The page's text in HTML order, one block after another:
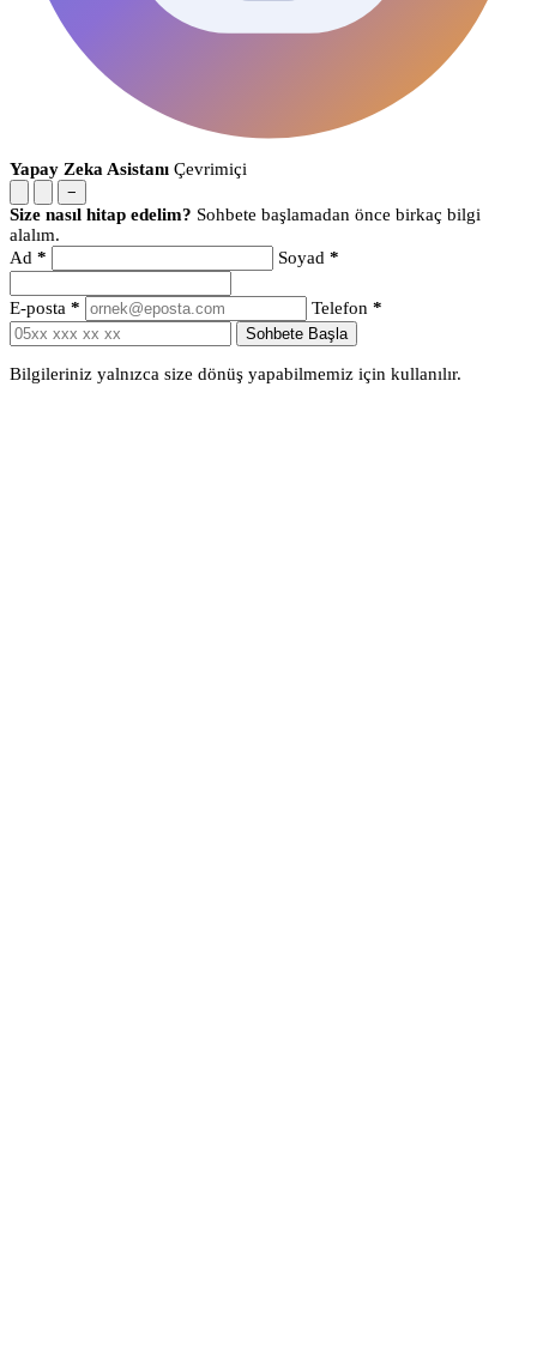
Yapay Zeka Asistanı Çevrimiçi
−
Size nasıl hitap edelim? Sohbete başlamadan önce birkaç bilgi
alalım.
Ad * Soyad *
E-posta * Telefon *
Sohbete Başla
Bilgileriniz yalnızca size dönüş yapabilmemiz için kullanılır.